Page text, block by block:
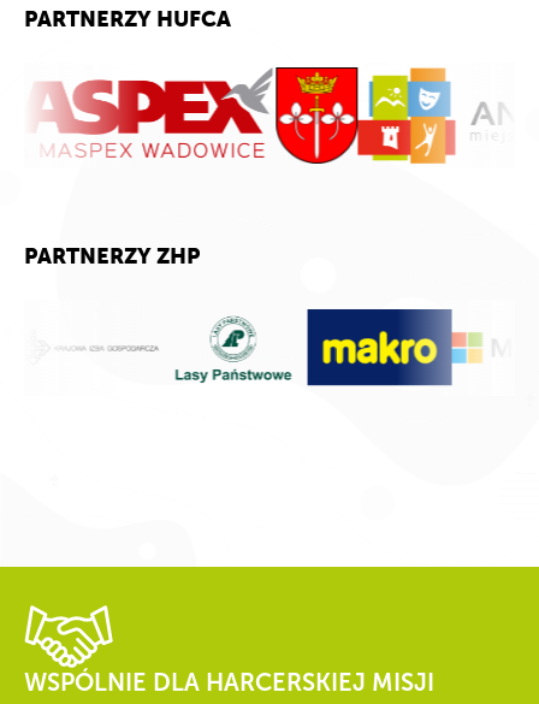
PARTNERZY HUFCA
PARTNERZY ZHP
WSPÓLNIE DLA HARCERSKIEJ MISJI